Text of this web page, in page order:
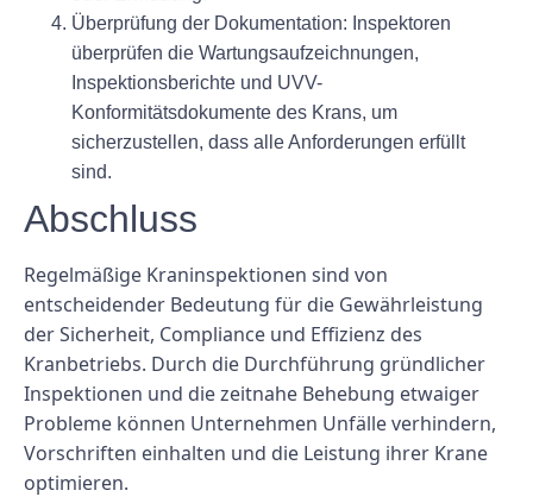
Überprüfung der Dokumentation: Inspektoren
überprüfen die Wartungsaufzeichnungen,
Inspektionsberichte und UVV-
Konformitätsdokumente des Krans, um
sicherzustellen, dass alle Anforderungen erfüllt
sind.
Abschluss
Regelmäßige Kraninspektionen sind von
entscheidender Bedeutung für die Gewährleistung
der Sicherheit, Compliance und Effizienz des
Kranbetriebs. Durch die Durchführung gründlicher
Inspektionen und die zeitnahe Behebung etwaiger
Probleme können Unternehmen Unfälle verhindern,
Vorschriften einhalten und die Leistung ihrer Krane
optimieren.